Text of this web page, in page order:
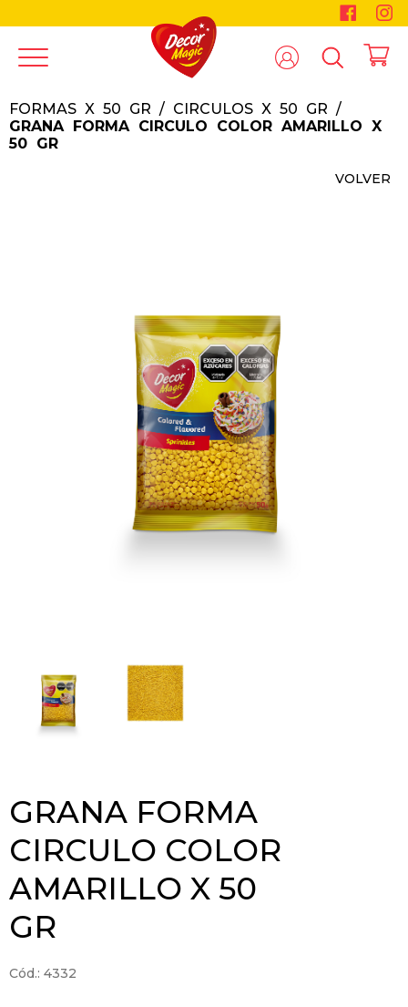
FORMAS X 50 GR / CIRCULOS X 50 GR /
GRANA FORMA CIRCULO COLOR AMARILLO X
50 GR
VOLVER
GRANA FORMA
CIRCULO COLOR
AMARILLO X 50
GR
Cód.: 4332